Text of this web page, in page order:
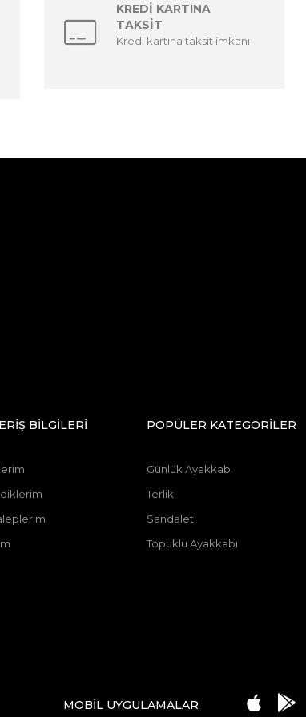
KREDİ KARTINA
TAKSİT
Kredi kartına taksit imkanı
BİLGİLERİ POPÜLER KATEGORİLER
Günlük Ayakkabı
Terlik
Sandalet
Topuklu Ayakkabı
MOBİL UYGULAMALAR